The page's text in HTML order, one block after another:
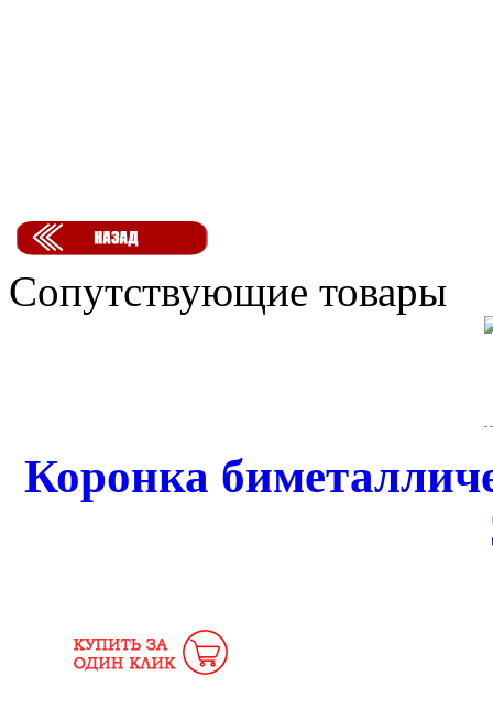
Сопутствующие товары
Коронка